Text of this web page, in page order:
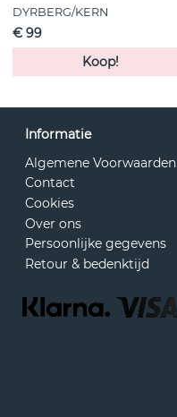
DYRBERG/KERN
€ 99
Koop!
Informatie
Algemene Voorwaarden
Contact
Cookies
Over ons
Persoonlijke gegevens
Retour & bedenktijd